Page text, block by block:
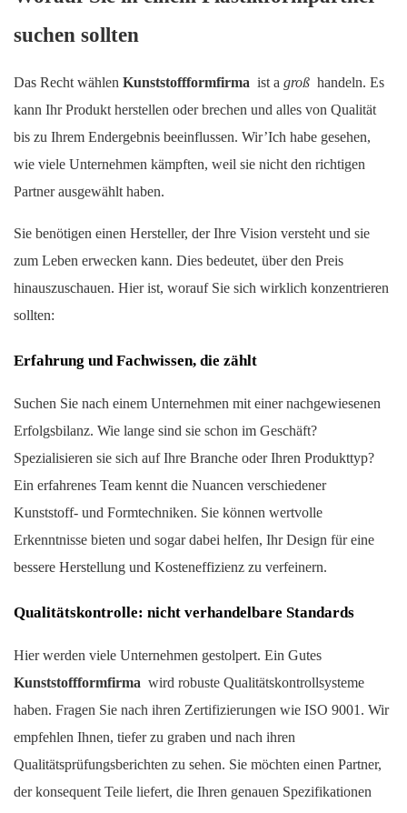
suchen sollten
Das Recht wählen Kunststoffformfirma ist a groß handeln. Es
kann Ihr Produkt herstellen oder brechen und alles von Qualität
bis zu Ihrem Endergebnis beeinflussen. Wir’Ich habe gesehen,
wie viele Unternehmen kämpften, weil sie nicht den richtigen
Partner ausgewählt haben.
Sie benötigen einen Hersteller, der Ihre Vision versteht und sie
zum Leben erwecken kann. Dies bedeutet, über den Preis
hinauszuschauen. Hier ist, worauf Sie sich wirklich konzentrieren
sollten:
Erfahrung und Fachwissen, die zählt
Suchen Sie nach einem Unternehmen mit einer nachgewiesenen
Erfolgsbilanz. Wie lange sind sie schon im Geschäft?
Spezialisieren sie sich auf Ihre Branche oder Ihren Produkttyp?
Ein erfahrenes Team kennt die Nuancen verschiedener
Kunststoff- und Formtechniken. Sie können wertvolle
Erkenntnisse bieten und sogar dabei helfen, Ihr Design für eine
bessere Herstellung und Kosteneffizienz zu verfeinern.
Qualitätskontrolle: nicht verhandelbare Standards
Hier werden viele Unternehmen gestolpert. Ein Gutes
Kunststoffformfirma wird robuste Qualitätskontrollsysteme
haben. Fragen Sie nach ihren Zertifizierungen wie ISO 9001. Wir
empfehlen Ihnen, tiefer zu graben und nach ihren
Qualitätsprüfungsberichten zu sehen. Sie möchten einen Partner,
der konsequent Teile liefert, die Ihren genauen Spezifikationen